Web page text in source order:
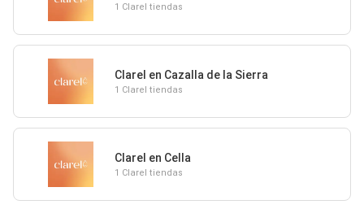
1 Clarel tiendas
Clarel en Cazalla de la Sierra
1 Clarel tiendas
Clarel en Cella
1 Clarel tiendas